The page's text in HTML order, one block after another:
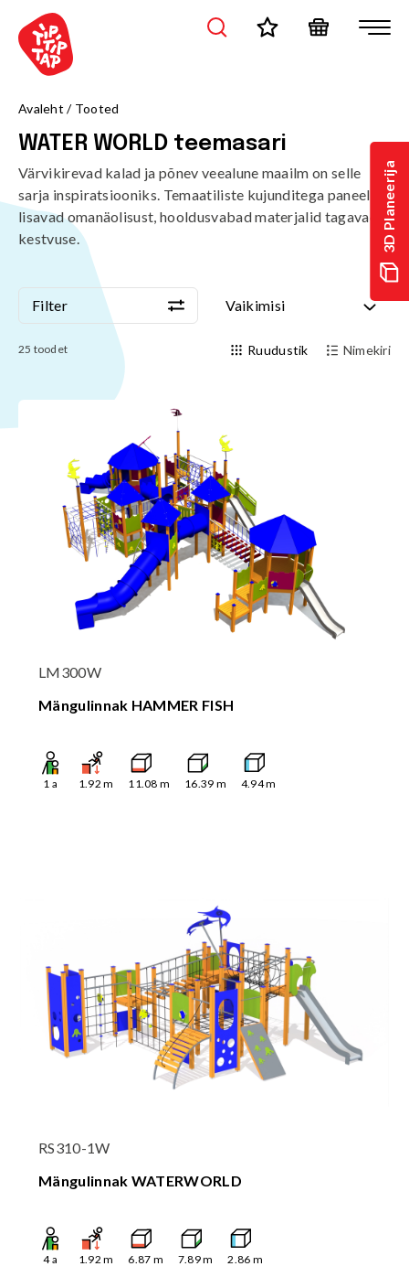
3D Planeerija
Avaleht / Tooted
WATER WORLD teemasari
Värvikirevad kalad ja põnev veealune maailm on selle
sarja inspiratsiooniks. Temaatiliste kujunditega paneelid
lisavad omanäolisust, hooldusvabad materjalid tagavad
kestvuse.
Filter
Filter Vaikimisi
25 toodet Ruudustik Nimekiri
LM300W
Mängulinnak HAMMER FISH
1 a 1.92 m 11.08 m 16.39 m 4.94m
RS310-1W
Mängulinnak WATERWORLD
4a 1.92 m 6.87 m 7.89m 2.86 m
/tooted/teemasarjad/water-world-